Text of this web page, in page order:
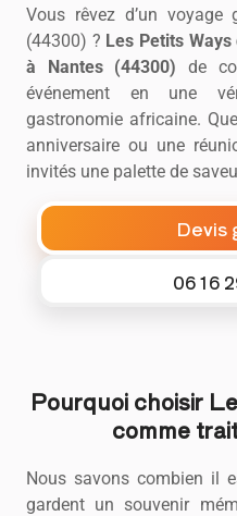
Vous rêvez d’un
(44300) ? Les Petits Ways
à Nantes (44300) de
événement en une
gastronomie africaine.
anniversaire ou une
invités une palette de
Devis
06 16
Pourquoi choisir
comme
Nous savons combien il
gardent un souvenir